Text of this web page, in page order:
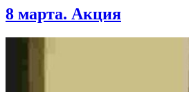
8 марта. Акция